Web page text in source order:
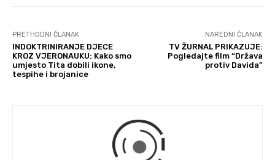
PRETHODNI ČLANAK
INDOKTRINIRANJE DJECE
KROZ VJERONAUKU: Kako smo
umjesto Tita dobili ikone,
tespihe i brojanice
NAREDNI ČLANAK
TV ŽURNAL PRIKAZUJE:
Pogledajte film “Država
protiv Davida”